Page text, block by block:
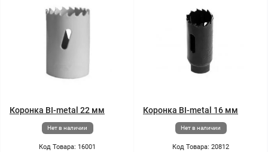
Коронка BI-metal 22 мм
Нет в наличии
Код Товара: 16001
Коронка BI-metal 16 мм
Нет в наличии
Код Товара: 20812